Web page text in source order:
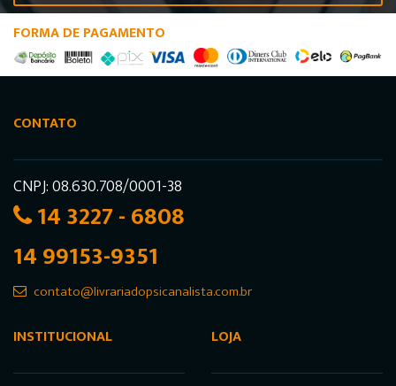
FORMA DE PAGAMENTO
CONTATO
CNPJ: 08.630.708/0001-38
14 3227 - 6808
14 99153-9351
contato@livrariadopsicanalista.com.br
INSTITUCIONAL LOJA